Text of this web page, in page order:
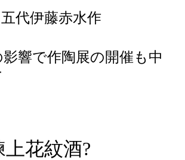
代伊藤赤水作
響で作陶展の開催も中
花紋酒?